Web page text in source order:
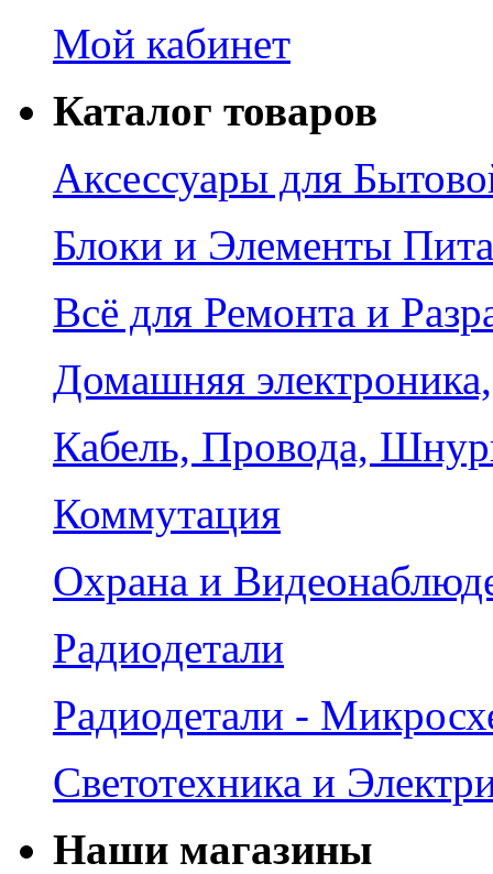
Мой кабинет
Каталог товаров
Аксессуары для
Блоки и Элементы
Всё для Ремонта и
Домашняя
Кабель, Провода,
Коммутация
Охрана и
Радиодетали
Радиодетали -
Светотехника и
Наши магазины